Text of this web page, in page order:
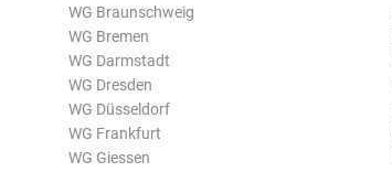
WG Braunschweig
WG Bremen
WG Darmstadt
WG Dresden
WG Düsseldorf
WG Frankfurt
WG Giessen